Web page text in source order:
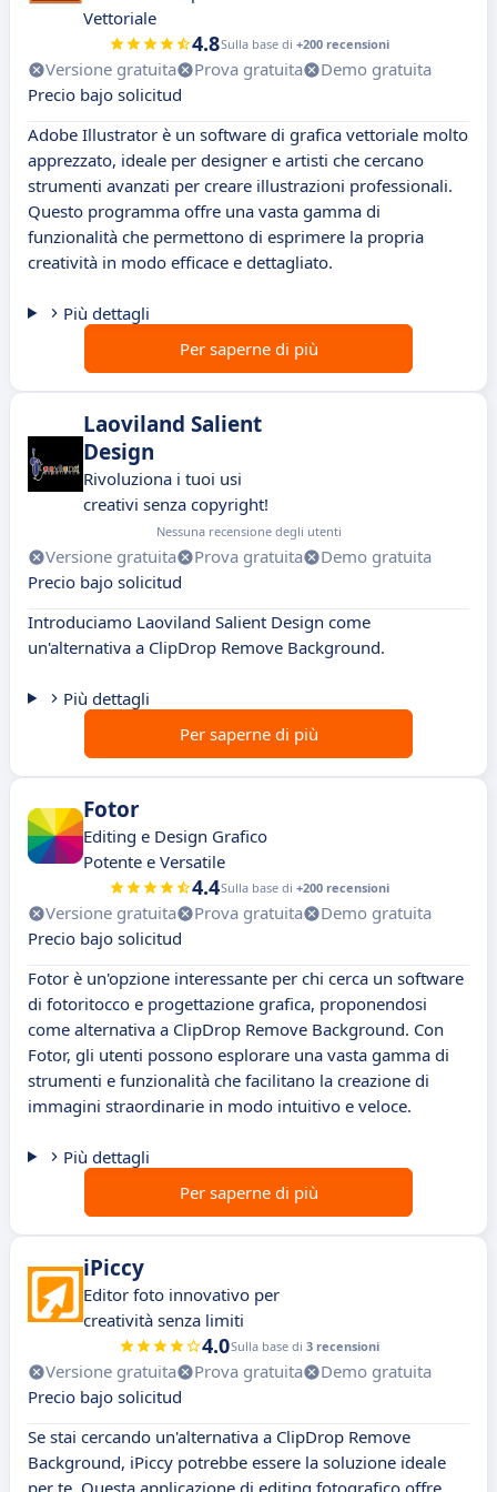
Vettoriale
4.8Sulla base di +200 recensioni
Versione gratuita Prova gratuita
Demo gratuita
Precio bajo solicitud
Adobe Illustrator è un software di grafica vettoriale molto
apprezzato, ideale per designer e artisti che cercano
strumenti avanzati per creare illustrazioni professionali.
Questo programma offre una vasta gamma di
funzionalità che permettono di esprimere la propria
creatività in modo efficace e dettagliato.
Più dettagli
Per saperne di più
Laoviland Salient
Design
Rivoluziona i tuoi usi
creativi senza copyright!
Nessuna recensione degli utenti
Versione gratuita Prova gratuita
Demo gratuita
Precio bajo solicitud
Introduciamo Laoviland Salient Design come
un'alternativa a ClipDrop Remove Background.
Più dettagli
Per saperne di più
Fotor
Editing e Design Grafico
Potente e Versatile
4.4Sulla base di +200 recensioni
Versione gratuita Prova gratuita
Demo gratuita
Precio bajo solicitud
Fotor è un'opzione interessante per chi cerca un software
di fotoritocco e progettazione grafica, proponendosi
come alternativa a ClipDrop Remove Background. Con
Fotor, gli utenti possono esplorare una vasta gamma di
strumenti e funzionalità che facilitano la creazione di
immagini straordinarie in modo intuitivo e veloce.
Più dettagli
Per saperne di più
iPiccy
Editor foto innovativo per
creatività senza limiti
4.0Sulla base di 3 recensioni
Versione gratuita Prova gratuita
Demo gratuita
Precio bajo solicitud
Se stai cercando un'alternativa a ClipDrop Remove
Background, iPiccy potrebbe essere la soluzione ideale